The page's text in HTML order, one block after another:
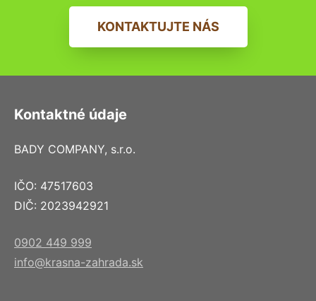
KONTAKTUJTE NÁS
Kontaktné údaje
BADY COMPANY, s.r.o.
IČO: 47517603
DIČ: 2023942921
0902 449 999
info@krasna-zahrada.sk